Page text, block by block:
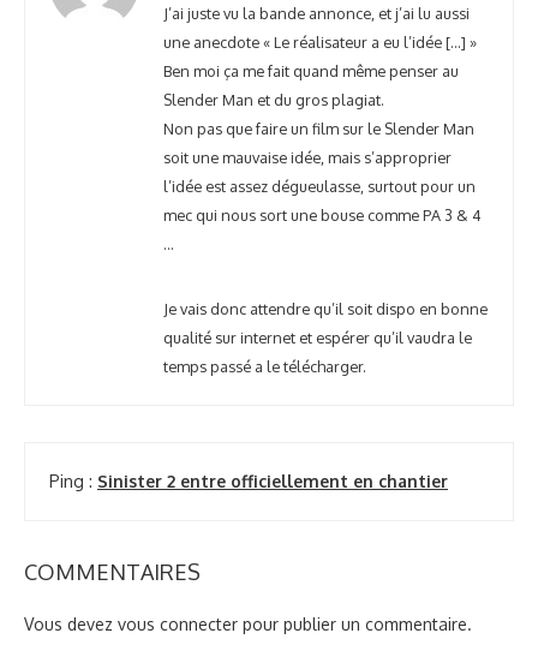
J’ai juste vu la bande annonce, et j’ai lu aussi
une anecdote « Le réalisateur a eu l’idée […] »
Ben moi ça me fait quand même penser au
Slender Man et du gros plagiat.
Non pas que faire un film sur le Slender Man
soit une mauvaise idée, mais s’approprier
l’idée est assez dégueulasse, surtout pour un
mec qui nous sort une bouse comme PA 3 & 4
…
Je vais donc attendre qu’il soit dispo en bonne
qualité sur internet et espérer qu’il vaudra le
temps passé a le télécharger.
Ping : Sinister 2 entre officiellement en chantier
COMMENTAIRES
Vous devez vous connecter pour publier un commentaire.